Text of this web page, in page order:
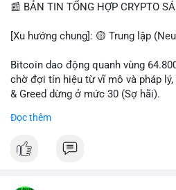
📰 BẢN TIN TỔNG HỢP CRYPTO
[Xu hướng chung]: 🟡 Trung lập
Bitcoin dao động quanh vùng
chờ đợi tín hiệu từ vĩ mô và pháp
& Greed dừng ở mức 30 (Sợ hãi).
- Thị trường & Giá cả: Chuỗi giao
triệu USD lúc 08:19 UTC và 61,37
Đọc thêm